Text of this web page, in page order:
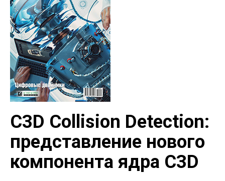
C3D Collision Detection:
представление нового
компонента ядра C3D